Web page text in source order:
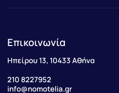
Επικοινωνία
Ηπείρου 13, 10433 Αθήνα
210 8227952
info@nomotelia.gr